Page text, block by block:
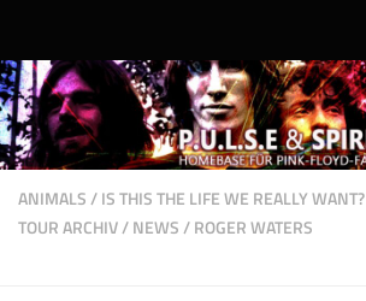
ANIMALS/IS THIS THE LIFE WE REALLY WANT?
TOUR ARCHIV/NEWS/ROGER WATERS